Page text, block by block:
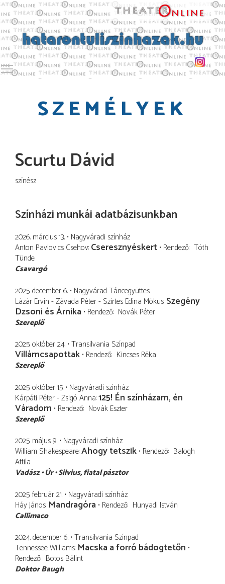
Toggle main menu visibility
SZEMÉLYEK
Scurtu Dávid
színész
Színházi munkái adatbázisunkban
2026. március 13. Nagyváradi színház
Anton Pavlovics Csehov Cseresznyéskert Rendező Tóth
Tünde
Csavargó
2025. december 6. Nagyvárad Táncegyüttes
Lázár Ervin - Závada Péter - Szirtes Edina Mókus Szegény
Dzsoni és Árnika Rendező Novák Péter
Szereplő
2025. október 24. Transilvania Színpad
Villámcsapottak Rendező Kincses Réka
Szereplő
2025. október 15. Nagyváradi színház
Kárpáti Péter - Zsigó Anna 125! Én színházam, én
Váradom Rendező Novák Eszter
Szereplő
2025. május 9. Nagyváradi színház
William Shakespeare Ahogy tetszik Rendező Balogh
Attila
Vadász Úr Silvius fiatal pásztor
2025. február 21. Nagyváradi színház
Háy János Mandragóra Rendező Hunyadi István
Callimaco
2024. december 6. Transilvania Színpad
Tennessee Williams Macska a forró bádogtetőn
Rendező Botos Bálint
Doktor Baugh